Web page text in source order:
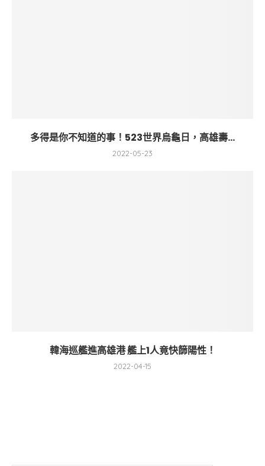
多得是你不知道的事！523世界烏龜日，高雄壽...
2022-05-23
韓海巡艦進高雄港 艦上1人竟快篩陽性！
2022-04-15